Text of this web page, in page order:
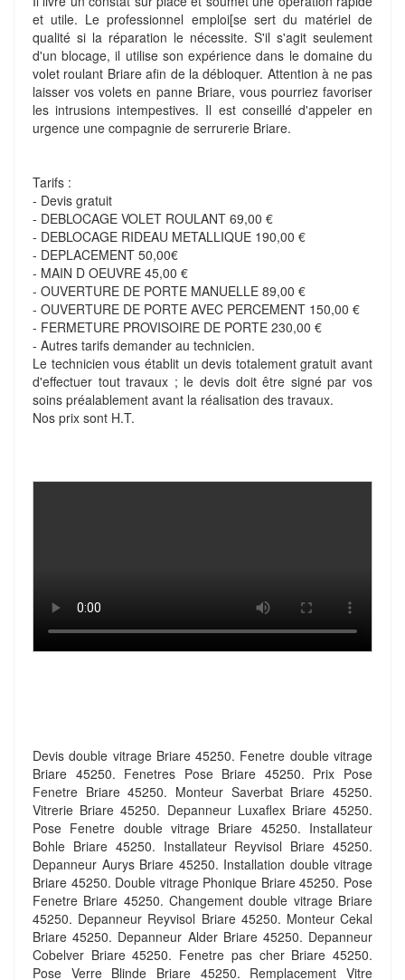
et utile. Le professionnel emploi[se sert du matériel de
qualité si la réparation le nécessite. S'il s'agit seulement
d'un blocage, il utilise son expérience dans le domaine du
volet roulant Briare afin de la débloquer. Attention à ne pas
laisser vos volets en panne Briare, vous pourriez favoriser
les intrusions intempestives. Il est conseillé d'appeler en
urgence une compagnie de serrurerie Briare.
Tarifs :
- Devis gratuit
- DEBLOCAGE VOLET ROULANT 69,00 €
- DEBLOCAGE RIDEAU METALLIQUE 190,00 €
- DEPLACEMENT 50,00€
- MAIN D OEUVRE 45,00 €
- OUVERTURE DE PORTE MANUELLE 89,00 €
- OUVERTURE DE PORTE AVEC PERCEMENT 150,00 €
- FERMETURE PROVISOIRE DE PORTE 230,00 €
- Autres tarifs demander au technicien.
Le technicien vous établit un devis totalement gratuit avant
d'effectuer tout travaux ; le devis doit être signé par vos
soins préalablement avant la réalisation des travaux.
Nos prix sont H.T.
Devis double vitrage Briare 45250. Fenetre double vitrage
Briare 45250. Fenetres Pose Briare 45250. Prix Pose
Fenetre Briare 45250. Monteur Saverbat Briare 45250.
Vitrerie Briare 45250. Depanneur Luxaflex Briare 45250.
Pose Fenetre double vitrage Briare 45250. Installateur
Bohle Briare 45250. Installateur Reyvisol Briare 45250.
Depanneur Aurys Briare 45250. Installation double vitrage
Briare 45250. Double vitrage Phonique Briare 45250. Pose
Fenetre Briare 45250. Changement double vitrage Briare
45250. Depanneur Reyvisol Briare 45250. Monteur Cekal
Briare 45250. Depanneur Alder Briare 45250. Depanneur
Cobelver Briare 45250. Fenetre pas cher Briare 45250.
Pose Verre Blinde Briare 45250. Remplacement Vitre